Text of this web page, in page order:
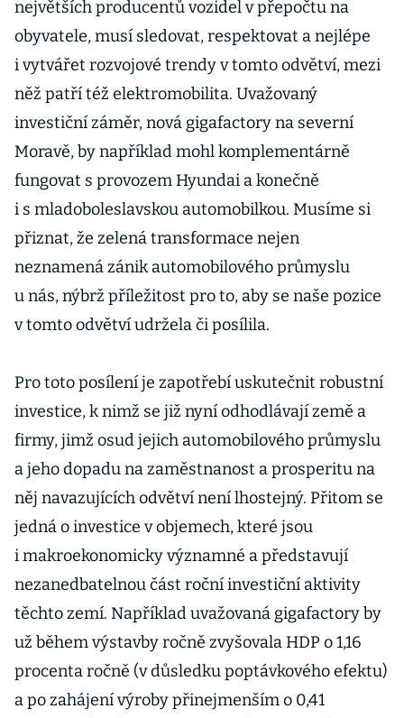
největších producentů vozidel v přepočtu na
obyvatele, musí sledovat, respektovat a nejlépe
i vytvářet rozvojové trendy v tomto odvětví, mezi
něž patří též elektromobilita. Uvažovaný
investiční záměr, nová gigafactory na severní
Moravě, by například mohl komplementárně
fungovat s provozem Hyundai a konečně
i s mladoboleslavskou automobilkou. Musíme si
přiznat, že zelená transformace nejen
neznamená zánik automobilového průmyslu
u nás, nýbrž příležitost pro to, aby se naše pozice
v tomto odvětví udržela či posílila.
Pro toto posílení je zapotřebí uskutečnit robustní
investice, k nimž se již nyní odhodlávají země a
firmy, jimž osud jejich automobilového průmyslu
a jeho dopadu na zaměstnanost a prosperitu na
něj navazujících odvětví není lhostejný. Přitom se
jedná o investice v objemech, které jsou
i makroekonomicky významné a představují
nezanedbatelnou část roční investiční aktivity
těchto zemí. Například uvažovaná gigafactory by
už během výstavby ročně zvyšovala HDP o 1,16
procenta ročně (v důsledku poptávkového efektu)
a po zahájení výroby přinejmenším o 0,41